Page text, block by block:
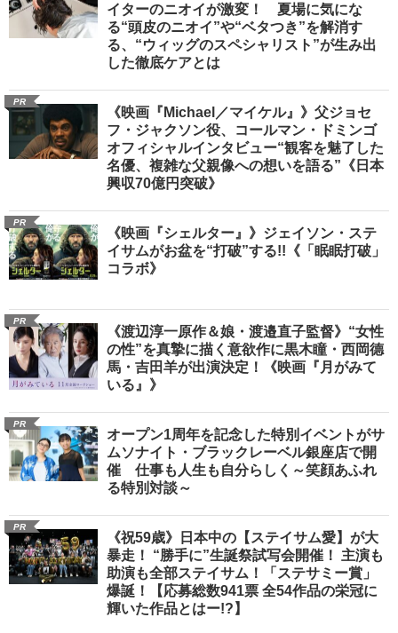
イターのニオイが激変！ 夏場に気にな
る“頭皮のニオイ”や“ベタつき”を解消す
る、“ウィッグのスペシャリスト”が生み出
した徹底ケアとは
PR
《映画『Michael／マイケル』》父ジョセ
フ・ジャクソン役、コールマン・ドミンゴ
オフィシャルインタビュー“観客を魅了した
名優、複雑な父親像への想いを語る”《日本
興収70億円突破》
PR
《映画『シェルター』》ジェイソン・ステ
イサムがお盆を“打破”する!!《「眠眠打破」
コラボ》
PR
《渡辺淳一原作＆娘・渡邉直子監督》“女性
の性”を真摯に描く意欲作に黒木瞳・西岡德
馬・吉田羊が出演決定！《映画『月がみて
いる』》
PR
オープン1周年を記念した特別イベントがサ
ムソナイト・ブラックレーベル銀座店で開
催 仕事も人生も自分らしく～笑顔あふれ
る特別対談～
PR
《祝59歳》日本中の【ステイサム愛】が大
暴走！ “勝手に”生誕祭試写会開催！ 主演も
助演も全部ステイサム！「ステサミー賞」
爆誕！【応募総数941票 全54作品の栄冠に
輝いた作品とはー!?】